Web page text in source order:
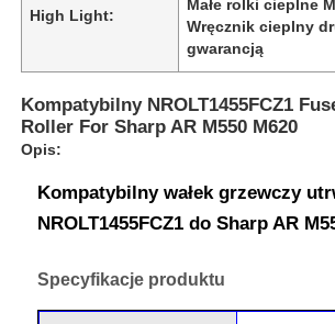
High Light:
Małe rolki cieplne
Wręcznik cieplny
gwarancją
Kompatybilny NROLT1455FCZ1
Roller For Sharp AR M550 M620
Opis:
Kompatybilny wałek grzewczy
NROLT1455FCZ1 do Sharp AR
Specyfikacje produktu